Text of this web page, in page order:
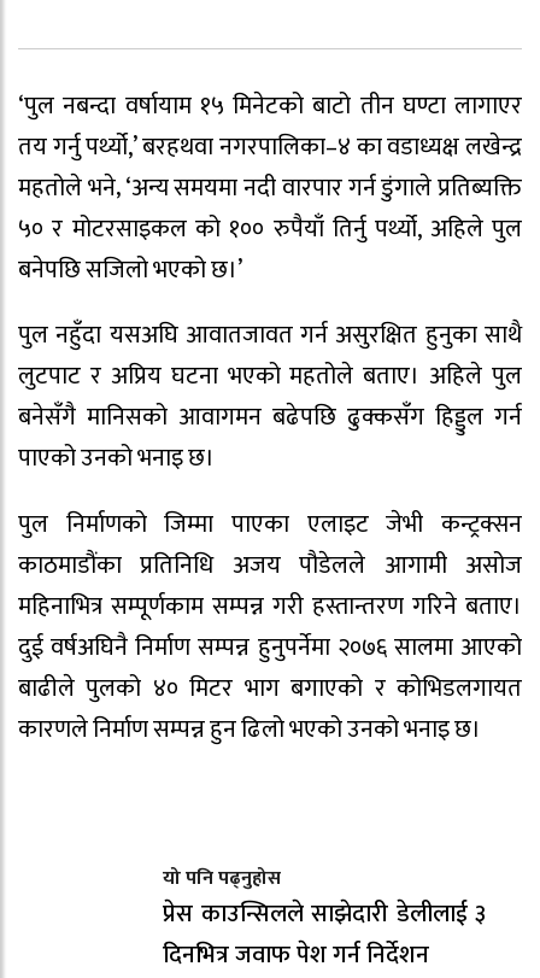
‘पुल नबन्दा वर्षायाम १५ मिनेटको बाटो तीन घण्टा लागाएर
तय गर्नु पर्थ्यो,’ बरहथवा नगरपालिका–४ का वडाध्यक्ष लखेन्द्र
महतोले भने‚ ‘अन्य समयमा नदी वारपार गर्न डुंगाले प्रतिब्यक्ति
५० र मोटरसाइकल को १०० रुपैयाँ तिर्नु पर्थ्यो, अहिले पुल
बनेपछि सजिलो भएको छ।’
पुल नहुँदा यसअघि आवातजावत गर्न असुरक्षित हुनुका साथै
लुटपाट र अप्रिय घटना भएको महतोले बताए। अहिले पुल
बनेसँगै मानिसको आवागमन बढेपछि ढुक्कसँग हिड्डुल गर्न
पाएको उनको भनाइ छ।
पुल निर्माणको जिम्मा पाएका एलाइट जेभी कन्ट्रक्सन
काठमाडौंका प्रतिनिधि अजय पौडेलले आगामी असोज
महिनाभित्र सम्पूर्णकाम सम्पन्न गरी हस्तान्तरण गरिने बताए।
दुई वर्षअघिनै निर्माण सम्पन्न हुनुपर्नेमा २०७६ सालमा आएको
बाढीले पुलको ४० मिटर भाग बगाएको र कोभिडलगायत
कारणले निर्माण सम्पन्न हुन ढिलो भएको उनको भनाइ छ।
यो पनि पढ्नुहोस
प्रेस काउन्सिलले साझेदारी डेलीलाई ३
दिनभित्र जवाफ पेश गर्न निर्देशन